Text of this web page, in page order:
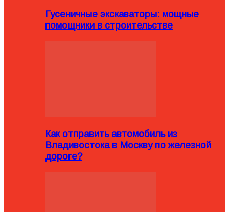
Гусеничные экскаваторы: мощные
помощники в строительстве
Как отправить автомобиль из
Владивостока в Москву по железной
дороге?